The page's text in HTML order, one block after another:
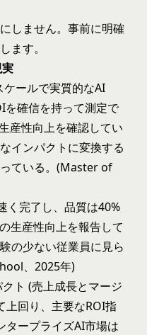
しません。事前に明確
ます。
ールで実質的なAI
を確信を持って測定で
産性向上を確認してい
インパクトに変換する
ている。(Master of
く完了し、品質は40%
生産性向上を報告して
の少ない従業員に見ら
、2025年)
ト (売上成長とマージ
上回り、主要なROI指
タープライズAI市場は